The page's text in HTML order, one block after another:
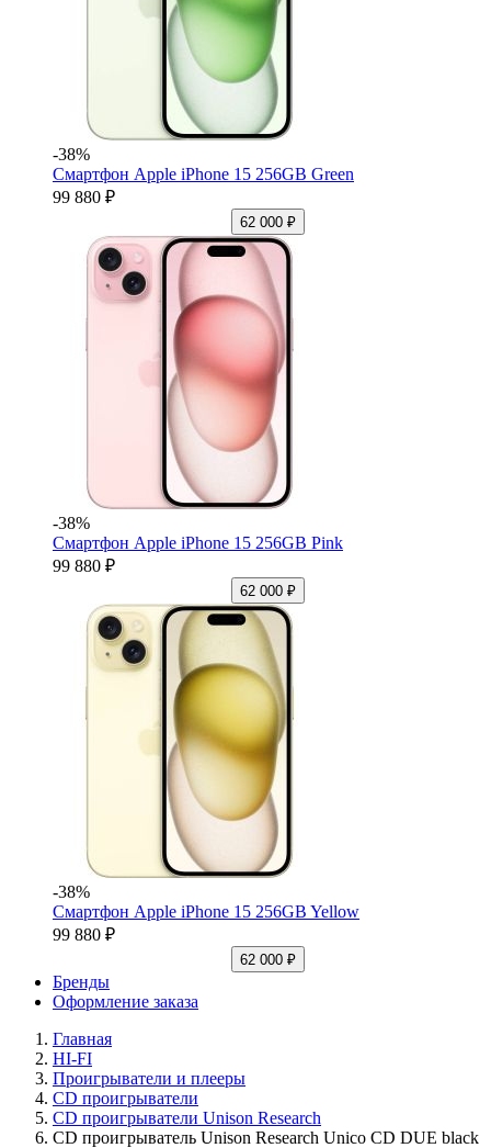
-38%
Смартфон Apple iPhone 15 256GB Green
99 880 ₽
62 000 ₽
-38%
Смартфон Apple iPhone 15 256GB Pink
99 880 ₽
62 000 ₽
-38%
Смартфон Apple iPhone 15 256GB Yellow
99 880 ₽
62 000 ₽
Бренды
Оформление заказа
Главная
HI-FI
Проигрыватели и плееры
CD проигрыватели
CD проигрыватели Unison Research
CD проигрыватель Unison Research Unico CD DUE black